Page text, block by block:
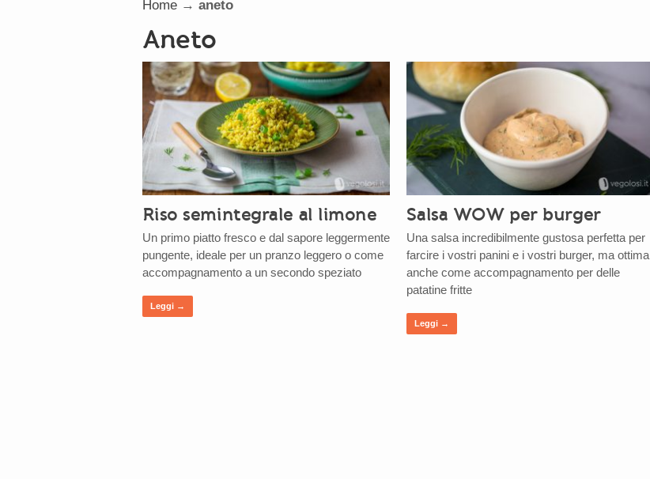
Home→ aneto
aneto
Riso semintegrale al limone
Un primo piatto fresco e dal sapore leggermente
pungente, ideale per un pranzo leggero o come
accompagnamento a un secondo speziato
Leggi →
Salsa WOW per burger
Una salsa incredibilmente gustosa perfetta per
farcire i vostri panini e i vostri burger, ma ottima
anche come accompagnamento per delle
patatine fritte
Leggi →